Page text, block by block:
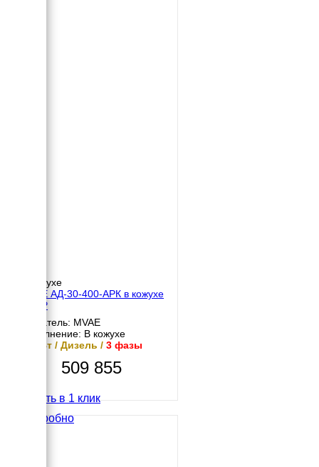
В кожухе
MVAE АД-30-400-АРК в кожухе
с АВР
Двигатель: MVAE
Исполнение: В кожухе
30 кВт / Дизель / 3 фазы
509 855
Купить в 1 клик
Подробно